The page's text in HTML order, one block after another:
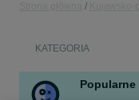
KATEGORIA